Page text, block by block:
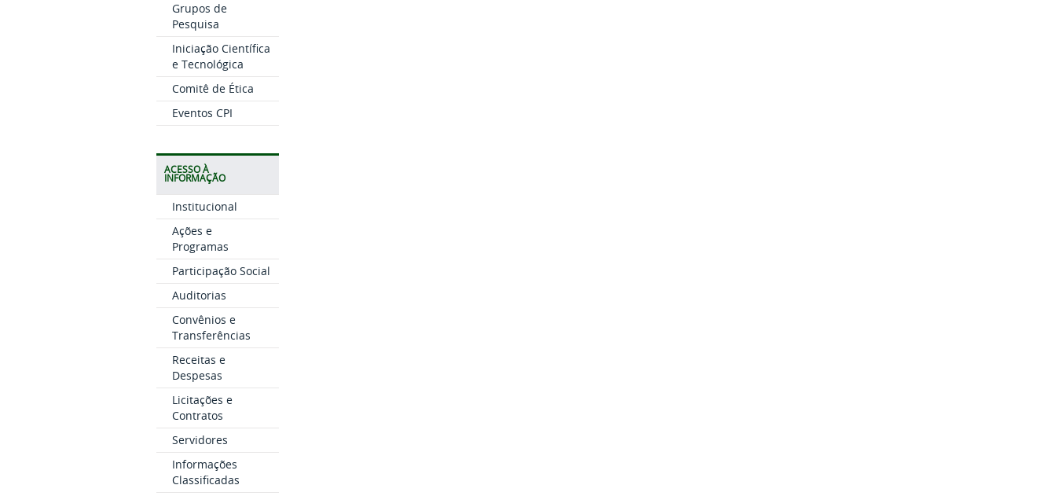
Grupos de
Pesquisa
Iniciação Científica
e Tecnológica
Comitê de Ética
Eventos CPI
ACESSO À
INFORMAÇÃO
Institucional
Ações e
Programas
Participação Social
Auditorias
Convênios e
Transferências
Receitas e
Despesas
Licitações e
Contratos
Servidores
Informações
Classificadas